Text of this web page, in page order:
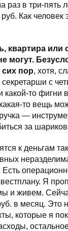
раз в три-
Как
квартира
могут.
пор, хотя,
секретарши с
какой-то фигни
то вещь
—
за
к деньгам
Есть
Я
и живем.
в месяц. Это
которые я